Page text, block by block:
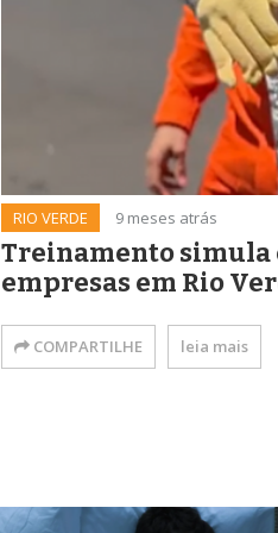
RIO VERDE 9 meses atrás
Treinamento simula
empresas em Rio
COMPARTILHE leia mais